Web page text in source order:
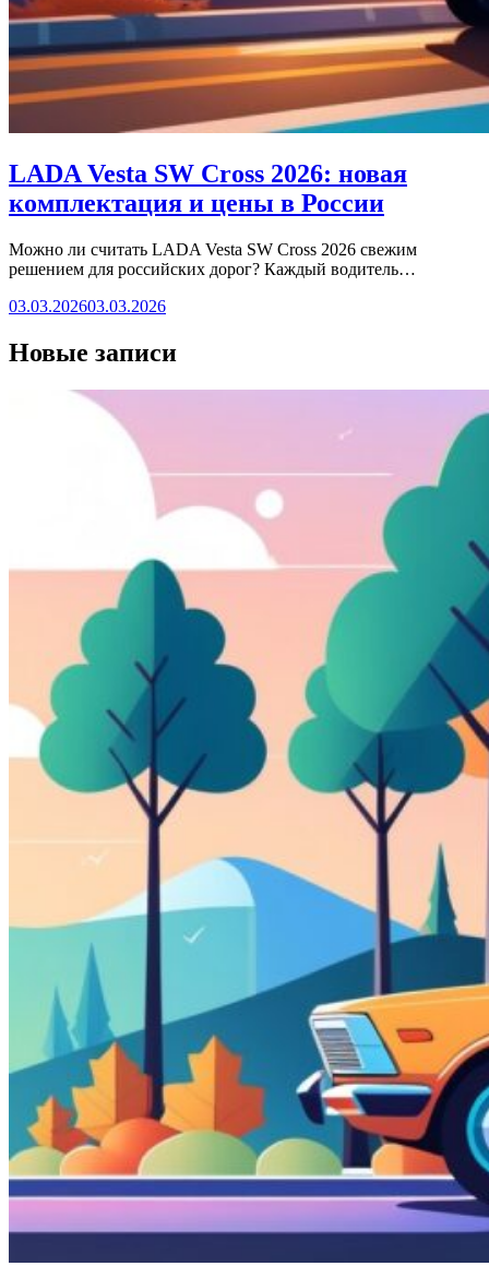
LADA Vesta SW Cross 2026: новая
комплектация и цены в России
Можно ли считать LADA Vesta SW Cross 2026 свежим
решением для российских дорог? Каждый водитель…
03.03.202603.03.2026
Новые записи